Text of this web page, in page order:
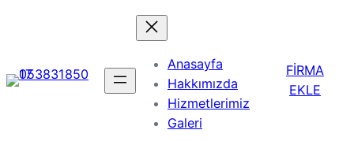
Anasayfa
Hakkımızda
Hizmetlerimiz
Galeri
FİRMA
EKLE